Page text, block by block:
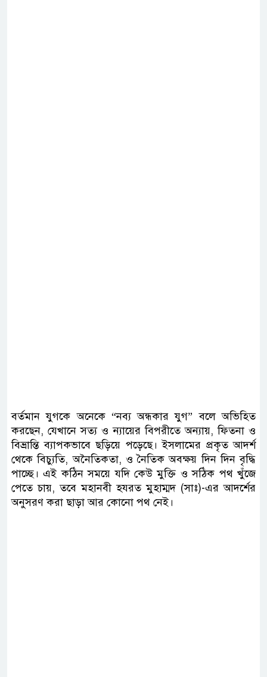
বর্তমান যুগকে অনেকে “নব্য অন্ধকার যুগ” বলে অভিহিত
করছেন, যেখানে সত্য ও ন্যায়ের বিপরীতে অন্যায়, ফিতনা ও
বিভ্রান্তি ব্যাপকভাবে ছড়িয়ে পড়েছে। ইসলামের প্রকৃত আদর্শ
থেকে বিচ্যুতি, অনৈতিকতা, ও নৈতিক অবক্ষয় দিন দিন বৃদ্ধি
পাচ্ছে। এই কঠিন সময়ে যদি কেউ মুক্তি ও সঠিক পথ খুঁজে
পেতে চায়, তবে মহানবী হযরত মুহাম্মদ (সাঃ)-এর আদর্শের
অনুসরণ করা ছাড়া আর কোনো পথ নেই।